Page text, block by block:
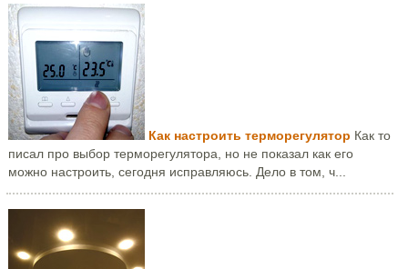
Как настроить терморегулятор Как то
писал про выбор терморегулятора, но не показал как его
можно настроить, сегодня исправляюсь. Дело в том, ч...